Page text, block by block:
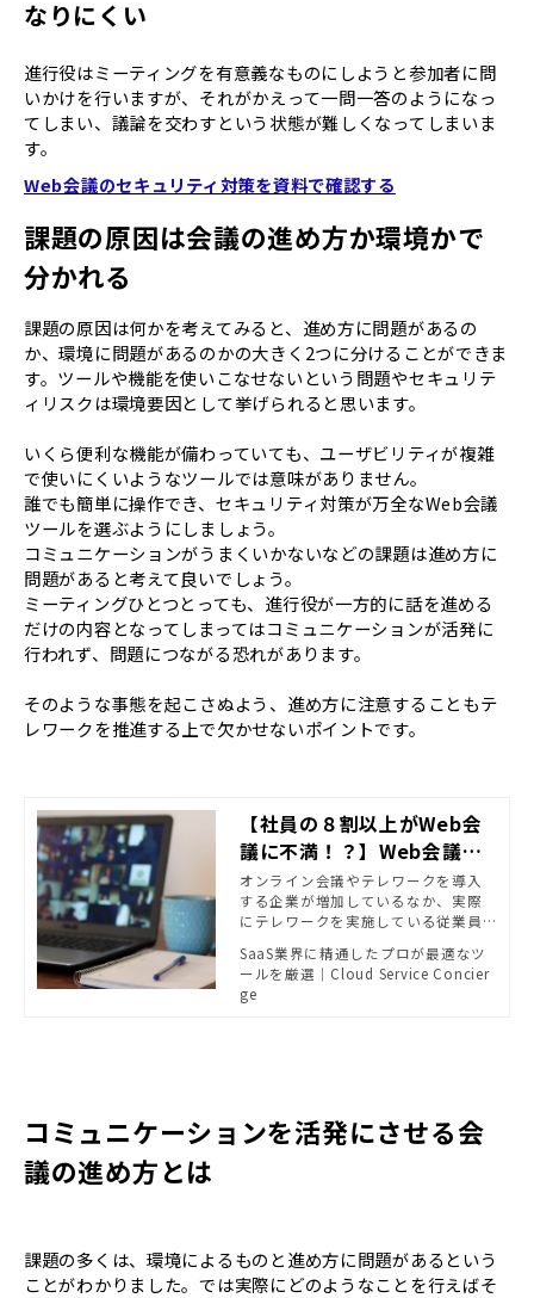
なりにくい
進行役はミーティングを有意義なものにしようと参加者に問
いかけを行いますが、それがかえって一問一答のようになっ
てしまい、議論を交わすという状態が難しくなってしまいま
す。
Web会議のセキュリティ対策を資料で確認する
課題の原因は会議の進め方か環境かで
分かれる
課題の原因は何かを考えてみると、進め方に問題があるの
か、環境に問題があるのかの大きく2つに分けることができま
す。ツールや機能を使いこなせないという問題やセキュリテ
ィリスクは環境要因として挙げられると思います。
いくら便利な機能が備わっていても、ユーザビリティが複雑
で使いにくいようなツールでは意味がありません。
誰でも簡単に操作でき、セキュリティ対策が万全なWeb会議
ツールを選ぶようにしましょう。
コミュニケーションがうまくいかないなどの課題は進め方に
問題があると考えて良いでしょう。
ミーティングひとつとっても、進行役が一方的に話を進める
だけの内容となってしまってはコミュニケーションが活発に
行われず、問題につながる恐れがあります。
そのような事態を起こさぬよう、進め方に注意することもテ
レワークを推進する上で欠かせないポイントです。
【社員の８割以上がWeb会
議に不満！？】Web会議の
障壁と対策
オンライン会議やテレワークを導入
する企業が増加しているなか、実際
にテレワークを実施している従業員
か。今回は、テレワークの中でも特
にWeb会議に着目し、従業員の本音と
そこから見えてくる課題を洗い出し
SaaS業界に精通したプロが最適なツ
ールを厳選｜Cloud Service Concier
ge
コミュニケーションを活発にさせる会
議の進め方とは
課題の多くは、環境によるものと進め方に問題があるという
ことがわかりました。では実際にどのようなことを行えばそ